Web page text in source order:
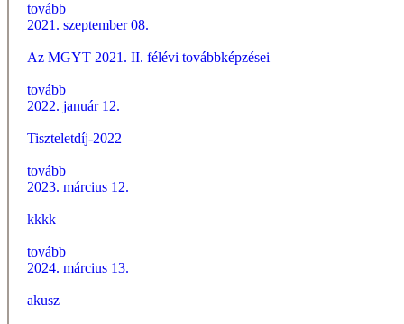
tovább
2021. szeptember 08.
Az MGYT 2021. II. félévi továbbképzései
tovább
2022. január 12.
Tiszteletdíj-2022
tovább
2023. március 12.
kkkk
tovább
2024. március 13.
akusz